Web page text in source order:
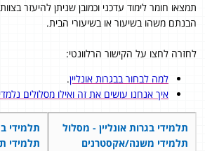
תמצאו חומר לימוד עדכני וכמובן שניתן להיעזר
הבנתם משהו בשיעור או בשיעורי הבית.
לחזרה לחצו על הקישור הרלוונטי:
למה לבחור בבגרות אונליין.
איך אנחנו עושים את זה ואילו מסלולים
תלמידי בגרות אונליין - מסלול
תלמידי משנה/אקסטרנים
תלמידי
תלמידי